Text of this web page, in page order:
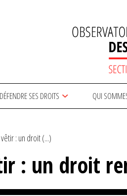
DÉFENDRE SES DROITS QUI
: un droit (...)
: un droit